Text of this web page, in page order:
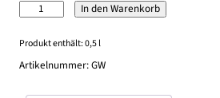
Waldbeer
0,5
In den Warenkorb
Produkt enthält: 0,5l
Artikelnummer:GW